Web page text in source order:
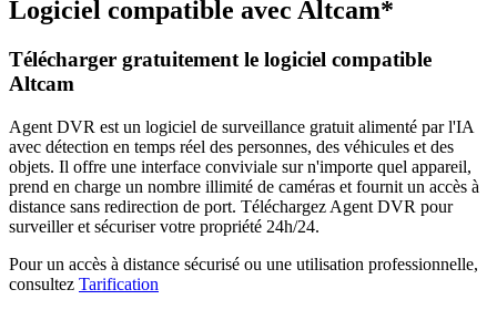
Logiciel compatible avec Altcam*
Télécharger gratuitement le logiciel compatible
Altcam
Agent DVR est un logiciel de surveillance gratuit alimenté par l'IA
avec détection en temps réel des personnes, des véhicules et des
objets. Il offre une interface conviviale sur n'importe quel appareil,
prend en charge un nombre illimité de caméras et fournit un accès à
distance sans redirection de port. Téléchargez Agent DVR pour
surveiller et sécuriser votre propriété 24h/24.
Pour un accès à distance sécurisé ou une utilisation professionnelle,
consultez Tarification